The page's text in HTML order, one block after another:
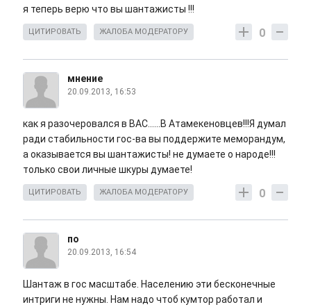
я теперь верю что вы шантажисты !!!
0
ЦИТИРОВАТЬ ЖАЛОБА МОДЕРАТОРУ
мнение
20.09.2013, 16:53
как я разочеровался в ВАС......В Атамекеновцев!!!Я думал
ради стабильности гос-ва вы поддержите меморандум,
а оказывается вы шантажисты! не думаете о народе!!!
только свои личные шкуры думаете!
0
ЦИТИРОВАТЬ ЖАЛОБА МОДЕРАТОРУ
по
20.09.2013, 16:54
Шантаж в гос масштабе. Населению эти бесконечные
интриги не нужны. Нам надо чтоб кумтор работал и